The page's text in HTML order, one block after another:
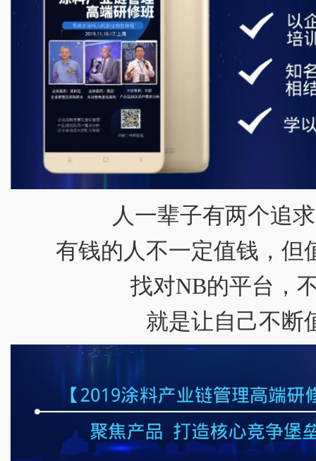
人一辈子有两个追
有钱的人不一定值钱，但
找对NB的平台，
就是让自己不断